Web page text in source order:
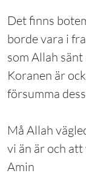
Det finns
borde vara i
som Allah
Koranen är
försumma
Må Allah
vi än är och
Amin